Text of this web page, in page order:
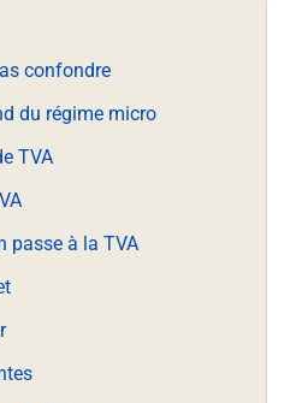
confondre
du régime micro
TVA
passe à la TVA